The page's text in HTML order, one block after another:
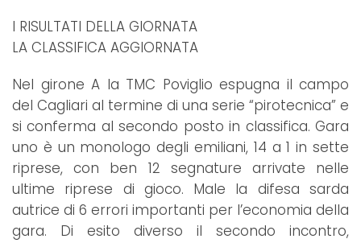
I RISULTATI DELLA GIORNATA
LA CLASSIFICA AGGIORNATA
Nel girone A la TMC Poviglio espugna il campo
del Cagliari al termine di una serie “pirotecnica” e
si conferma al secondo posto in classifica. Gara
uno è un monologo degli emiliani, 14 a 1 in sette
riprese, con ben 12 segnature arrivate nelle
ultime riprese di gioco. Male la difesa sarda
autrice di 6 errori importanti per l’economia della
gara. Di esito diverso il secondo incontro,